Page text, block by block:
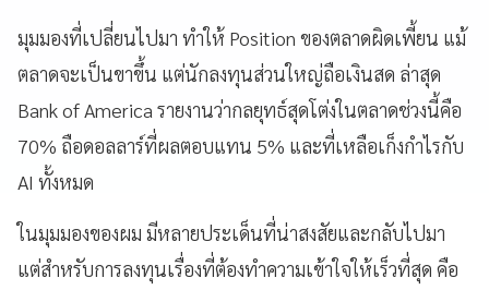
มุมมองที่เปลี่ยนไปมา ทำให้ Position ของตลาดผิดเพี้ยน แม้
ตลาดจะเป็นขาขึ้น แต่นักลงทุนส่วนใหญ่ถือเงินสด ล่าสุด
Bank of America รายงานว่ากลยุทธ์สุดโต่งในตลาดช่วงนี้คือ
70% ถือดอลลาร์ที่ผลตอบแทน 5% และที่เหลือเก็งกำไรกับ
AI ทั้งหมด
ในมุมมองของผม มีหลายประเด็นที่น่าสงสัยและกลับไปมา
แต่สำหรับการลงทุนเรื่องที่ต้องทำความเข้าใจให้เร็วที่สุด คือ